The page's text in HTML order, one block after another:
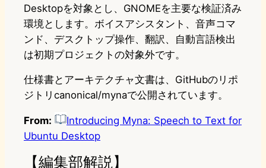
Desktopを対象とし、GNOMEを主要な検証済み
環境とします。ボイスアシスタント、音声コマ
ンド、デスクトップ操作、翻訳、自動言語検出
は初期プロジェクトの対象外です。
仕様書とアーキテクチャ文書は、GitHubのリポ
ジトリcanonical/mynaで公開されています。
From:
Introducing Myna: Speech to Text for
Ubuntu Desktop
【編集部解説】